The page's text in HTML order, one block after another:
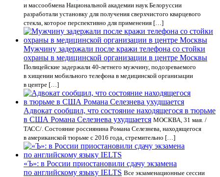
и массообмена Национальной академии наук Белоруссии
разработали установку для получения сверхчистого кварцевого
стекла, которое перспективно для применения […]
Мужчину задержали после кражи телефона со стойки
охраны в медицинской организации в центре Москвы
Полицейские задержали 40-летнего мужчину, подозреваемого
в хищении мобильного телефона в медицинской организации
в центре […]
Адвокат сообщил, что состояние находящегося в тюрьме
в США Романа Селезнева ухудшается МОСКВА, 31 мая. /
ТАСС/. Состояние россиянина Романа Селезнева, находящегося
в американской тюрьме с 2016 года, стремительно […]
«Ъ»: в России приостановили сдачу экзамена
по английскому языку IELTS Все экзаменационные сессии